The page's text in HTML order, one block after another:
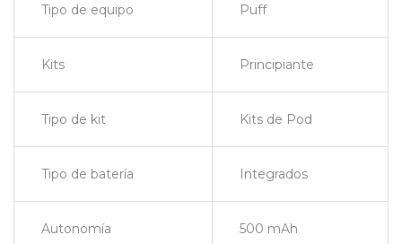
Tipo de equipo Puff
Kits Principiante
Tipo de kit Kits de Pod
Tipo de batería Integrados
Autonomía 500 mAh